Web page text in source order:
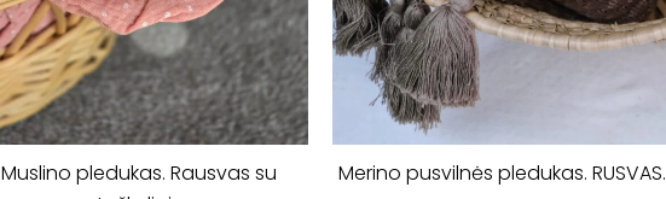
Muslino pledukas. Rausvas su
Merino pusvilnės pledukas. RUSVAS.